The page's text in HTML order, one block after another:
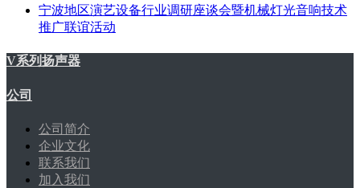
宁波地区演艺设备行业调研座谈会暨机械灯光音响技术
推广联谊活动
V系列扬声器
公司
公司简介
企业文化
联系我们
加入我们